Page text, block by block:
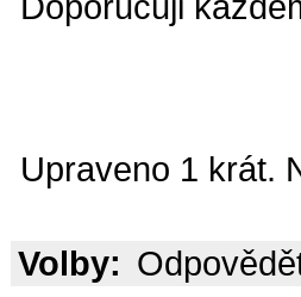
Upraveno 1 krát.
Volby: